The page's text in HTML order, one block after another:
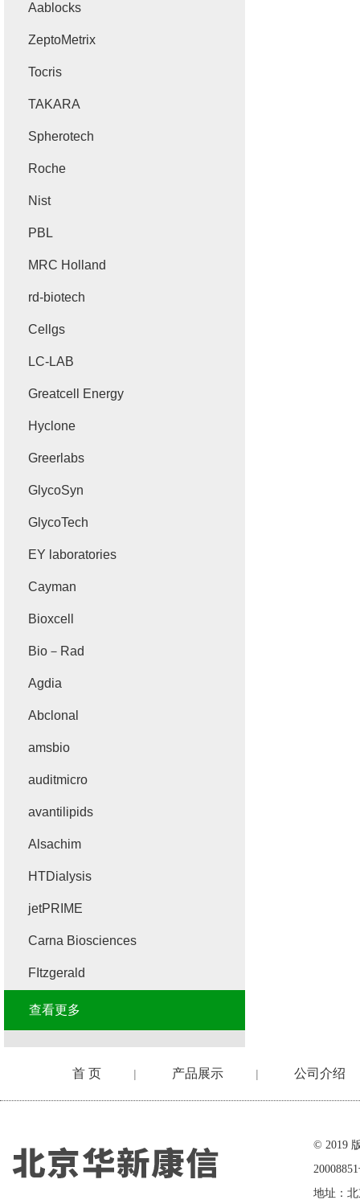
Aablocks
ZeptoMetrix
Tocris
TAKARA
Spherotech
Roche
Nist
PBL
MRC Holland
rd-biotech
Cellgs
LC-LAB
Greatcell Energy
Hyclone
Greerlabs
GlycoSyn
GlycoTech
EY laboratories
Cayman
Bioxcell
Bio－Rad
Agdia
Abclonal
amsbio
auditmicro
avantilipids
Alsachim
HTDialysis
jetPRIME
Carna Biosciences
FItzgerald
查看更多
首 页 | 产品展示 | 公司介绍
© 2019
地址：